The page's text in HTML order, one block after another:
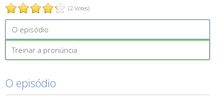
(2 Votes)
O episódio
Treinar a pronúncia
O episódio